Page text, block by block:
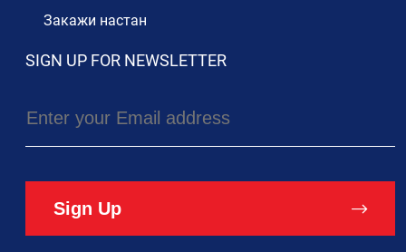
Закажи настан
SIGN UP FOR NEWSLETTER
Sign Up